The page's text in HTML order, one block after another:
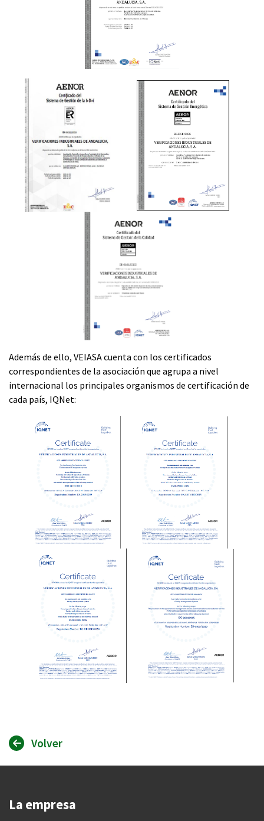
Además de ello, VEIASA cuenta con los certificados
correspondientes de la asociación que agrupa a nivel
internacional los principales organismos de certificación de
cada país, IQNet:
Volver
La empresa